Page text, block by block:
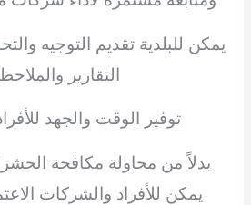
يمكن للبلدية تقديم التوجيه
التقارير
توفير الوقت والجهد
بدلاً من محاولة مكافحة
يمكن للأفراد والشركات